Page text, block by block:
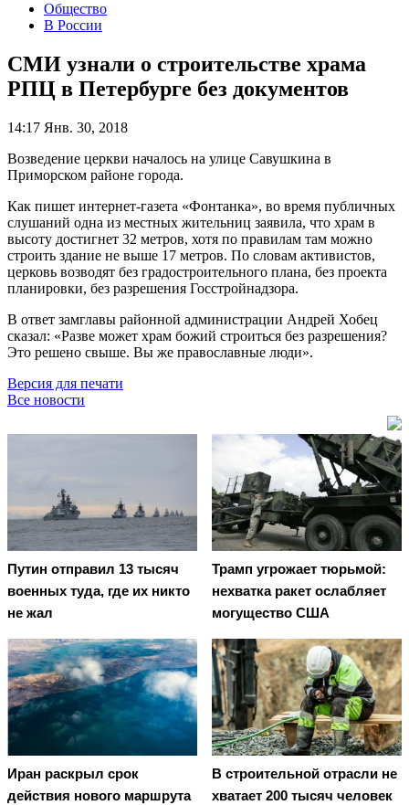
Общество
В России
СМИ узнали о строительстве храма
РПЦ в Петербурге без документов
14:17 Янв. 30, 2018
Возведение церкви началось на улице Савушкина в
Приморском районе города.
Как пишет интернет-газета «Фонтанка», во время публичных
слушаний одна из местных жительниц заявила, что храм в
высоту достигнет 32 метров, хотя по правилам там можно
строить здание не выше 17 метров. По словам активистов,
церковь возводят без градостроительного плана, без проекта
планировки, без разрешения Госстройнадзора.
В ответ замглавы районной администрации Андрей Хобец
сказал: «Разве может храм божий строиться без разрешения?
Это решено свыше. Вы же православные люди».
Версия для печати
Все новости
Путин отправил 13 тысяч
военных туда, где их никто
не жал
Трамп угрожает тюрьмой:
нехватка ракет ослабляет
могущество США
Иран раскрыл срок
действия нового маршрута
В строительной отрасли не
хватает 200 тысяч человек